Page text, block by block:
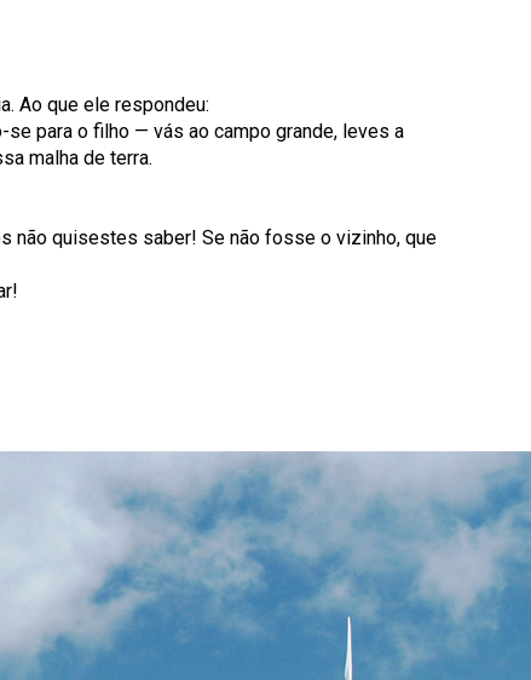
Ao que ele respondeu:
se para o filho — vás ao campo grande, leves a
malha de terra.
não quisestes saber! Se não fosse o vizinho, que